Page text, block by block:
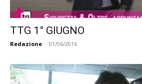
TTG 1° GIUGNO
Redazione - 01/06/2016